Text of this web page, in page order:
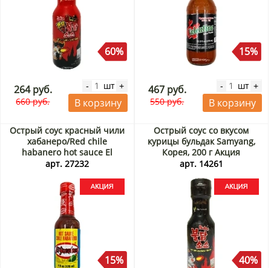
60%
264 руб.
660 руб.
- шт +
В корзину
15%
467 руб.
550 руб.
- шт +
В корзину
Острый соус красный чили
хабанеро/Red chile
habanero hot sauce El
Yucateco, Мексика, 120 мл
арт. 27232
15%
Острый соус со вкусом
курицы бульдак Samyang,
Корея, 200 г Акция
арт. 14261
40%